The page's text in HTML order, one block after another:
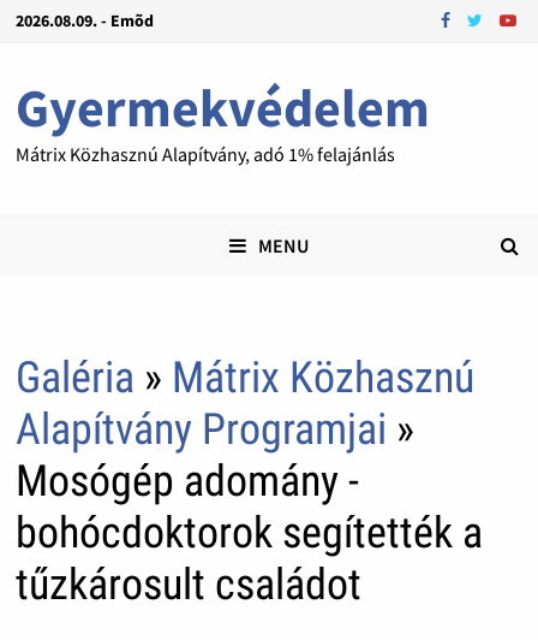
2026.08.09. - Emõd
Gyermekvédelem
Mátrix Közhasznú Alapítvány, adó 1% felajánlás
MENU
Galéria » Mátrix Közhasznú
Alapítvány Programjai »
Mosógép adomány -
bohócdoktorok segítették a
tűzkárosult családot